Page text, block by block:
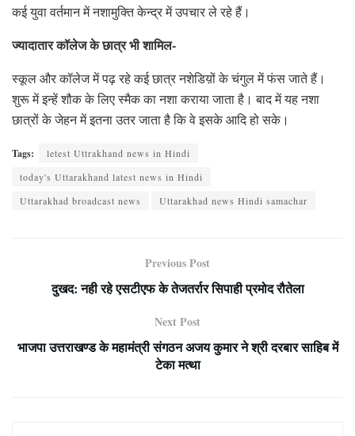
कई युवा वर्तमान में नशामुक्ति केन्द्र में उपचार ले रहे हैं।
ज्यादातार कॉलेज के छात्र भी शामिल-
स्कूल और कॉलेज में पढ़ रहे कई छात्र नशेडिय़ों के चंगुल में फंस जाते हैं।
शुरू में इन्हें शौक के लिए स्मैक का नशा कराया जाता है। बाद में यह नशा
छात्रों के जेहन में इतना उतर जाता है कि वे इसके आदि हो सके।
Tags:
letest Uttrakhand news in Hindi
today's Uttarakhand latest news in Hindi
Uttarakhad broadcast news
Uttarakhad news Hindi samachar
Previous Post
दुखद: नही रहे एसटीएफ के तेजतर्रार सिपाही प्रमोद रौतेला
Next Post
भाजपा उत्तराखण्ड के महामंत्री संगठन अजय कुमार ने श्री दरबार साहिब में
टेका मत्था